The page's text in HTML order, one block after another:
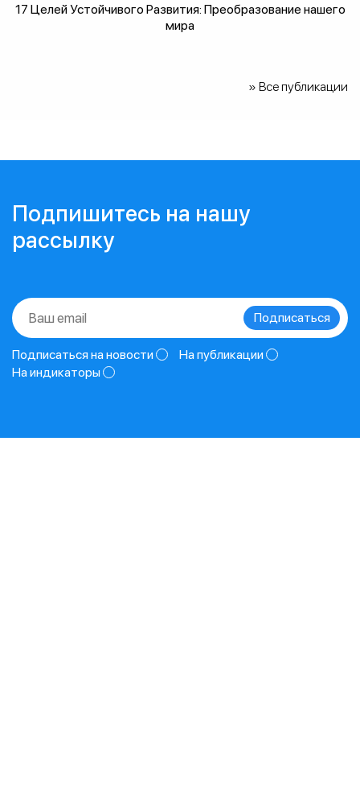
17 Целей Устойчивого Развития: Преобразование нашего
мира
» Все публикации
Подпишитесь на нашу
рассылку
Подписаться на новости
На публикации
На индикаторы